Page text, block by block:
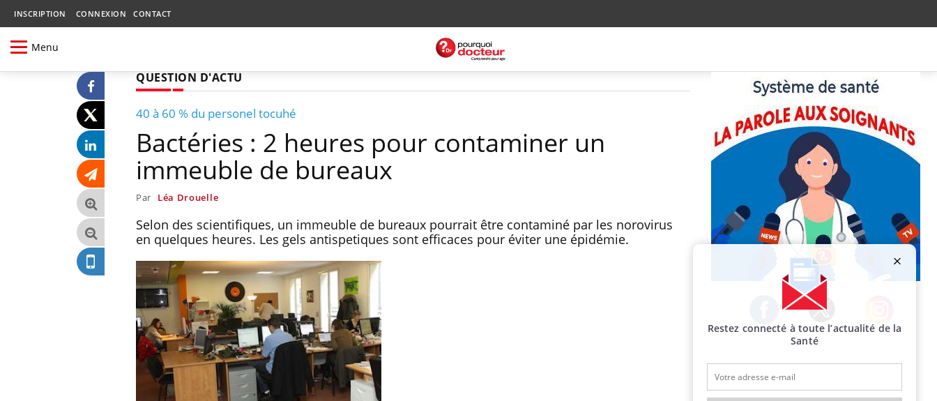
INSCRIPTION CONNEXION CONTACT
Menu
QUESTION D'ACTU
40 à 60 % du personel tocuhé
Bactéries : 2 heures pour contaminer un
immeuble de bureaux
Par Léa Drouelle
Selon des scientifiques, un immeuble de bureaux pourrait être contaminé par les norovirus
en quelques heures. Les gels antispetiques sont efficaces pour éviter une épidémie.
Facebook Twitter Instagram
Restez connecté à toute l’actualité de la
Santé